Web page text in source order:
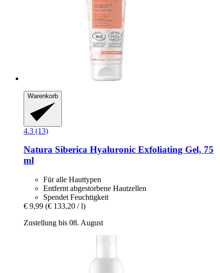
Warenkorb
4.3 (13)
Natura Siberica Hyaluronic Exfoliating Gel, 75
ml
Für alle Hauttypen
Entfernt abgestorbene Hautzellen
Spendet Feuchtigkeit
€ 9,99 (€ 133,20 / l)
Zustellung bis 08. August